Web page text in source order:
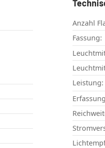
Anzahl
Fassung:
Leistung: